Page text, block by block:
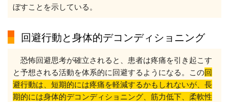
ぼすことを示している。
回避行動と身体的デコンディショニング
恐怖回避思考が確立されると、患者は疼痛を引き起こす
と予想される活動を体系的に回避するようになる。この回
避行動は、短期的には疼痛を軽減するかもしれないが、長
期的には身体的デコンディショニング、筋力低下、柔軟性